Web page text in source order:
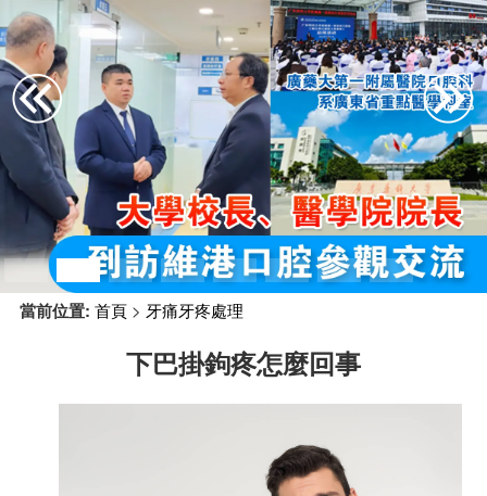
醫生介紹doctor introduction
醫療新聞medical news
種植牙
dental implant
箍牙orthodontics
收費標準charge standard
預約牙醫contact us
WhatsApp預約
當前位置: 首頁> 牙痛牙疼處理
下巴掛鉤疼怎麼回事